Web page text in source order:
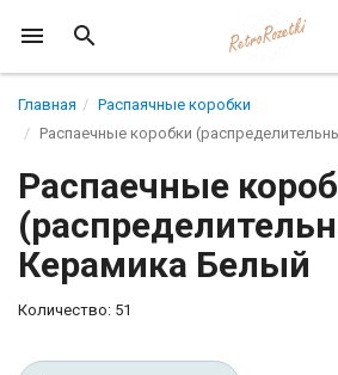
Главная
Распаячные коробки
Распаечные коробки
Распаечные
Керамика Белый
Количество: 51